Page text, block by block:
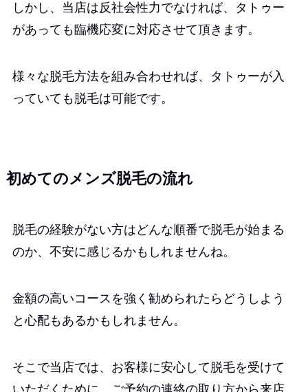
しかし、当店は反社会性力でなければ、タトゥー
があっても臨機応変に対応させて頂きます。
様々な脱毛方法を組み合わせれば、タトゥーが入
っていても脱毛は可能です。
初めてのメンズ脱毛の流れ
脱毛の経験がない方はどんな順番で脱毛が始まる
のか、不安に感じるかもしれませんね。
金額の高いコースを強く勧められたらどうしよう
と心配もあるかもしれません。
そこで当店では、お客様に安心して脱毛を受けて
いただくために、ご予約の連絡の取り方から来店